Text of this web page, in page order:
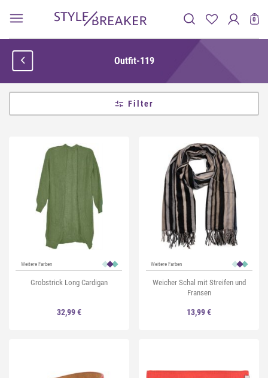
0
Outfit-119
Filter
Weitere Farben
Grobstrick Long Cardigan
32,99 €
Weitere Farben
Weicher Schal mit Streifen und
Fransen
13,99 €